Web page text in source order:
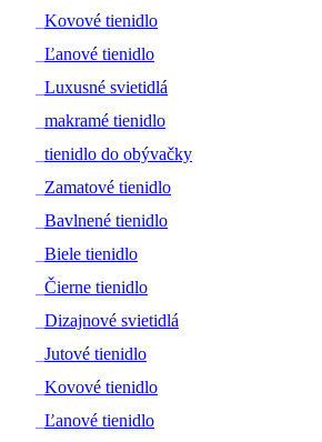
Kovové tienidlo
Ľanové tienidlo
Luxusné svietidlá
makramé tienidlo
tienidlo do obývačky
Zamatové tienidlo
Bavlnené tienidlo
Biele tienidlo
Čierne tienidlo
Dizajnové svietidlá
Jutové tienidlo
Kovové tienidlo
Ľanové tienidlo